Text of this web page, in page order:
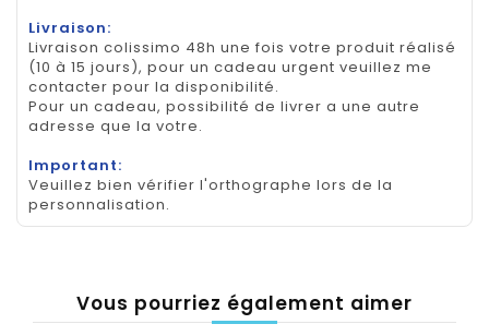
Livraison:
Livraison colissimo 48h une fois votre produit réalisé
(10 à 15 jours), pour un cadeau urgent veuillez me
contacter pour la disponibilité.
Pour un cadeau, possibilité de livrer a une autre
adresse que la votre.
Important:
Veuillez bien vérifier l'orthographe lors de la
personnalisation.
Vous pourriez également aimer